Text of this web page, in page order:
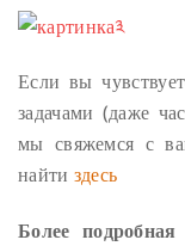
Если вы
задачами (даже
мы свяжемся с
найти здесь
Более